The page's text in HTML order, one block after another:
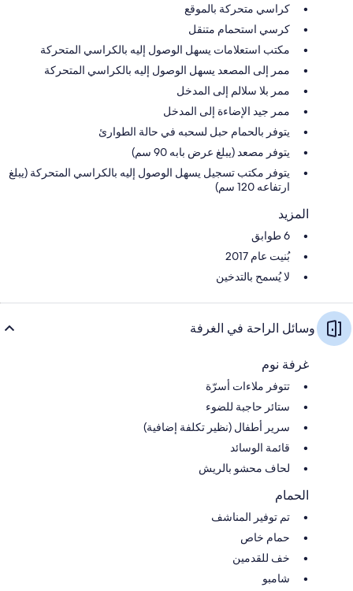
كراسي متحركة بالموقع
كرسي استحمام متنقل
مكتب استعلامات يسهل الوصول إليه بالكراسي المتحركة
ممر إلى المصعد يسهل الوصول إليه بالكراسي المتحركة
ممر بلا سلالم إلى المدخل
ممر جيد الإضاءة إلى المدخل
يتوفر بالحمام حبل لسحبه في حالة الطوارئ
يتوفر مصعد (يبلغ عرض بابه 90 سم)
يتوفر مكتب تسجيل يسهل الوصول إليه بالكراسي المتحركة (يبلغ
ارتفاعه 120 سم)
المزيد
6 طوابق
بُنيت عام 2017
لا يُسمح بالتدخين
وسائل الراحة في الغرفة
غرفة نوم
تتوفر ملاءات أسرّة
ستائر حاجبة للضوء
سرير أطفال (نظير تكلفة إضافية)
قائمة الوسائد
لحاف محشو بالريش
الحمام
تم توفير المناشف
حمام خاص
خف للقدمين
شامبو